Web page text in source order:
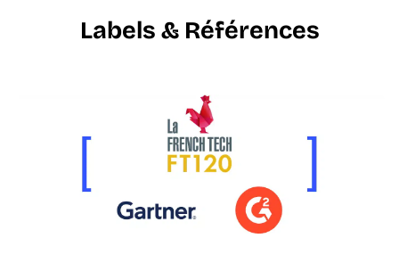
Labels & Références